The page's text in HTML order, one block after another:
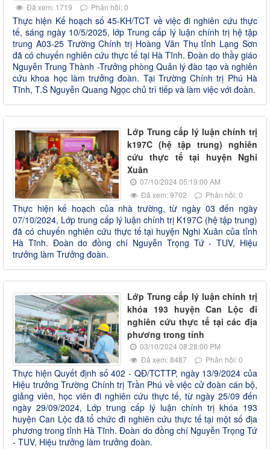
Đã xem: 1719
Phản hồi: 0
Thực hiện Kế hoạch số 45-KH/TCT về việc đi nghiên cứu thực
tế, sáng ngày 10/5/2025, lớp Trung cấp lý luận chính trị hệ tập
trung A03-25 Trường Chính trị Hoàng Văn Thụ tỉnh Lạng Sơn
đã có chuyến nghiên cứu thực tế tại Hà Tĩnh. Đoàn do thầy giáo
Nguyễn Trung Thành -Trưởng phòng Quản lý đào tạo và nghiên
cứu khoa học làm trưởng đoàn. Tại Trường Chính trị Phú Hà
Tĩnh, T.S Nguyễn Quang Ngọc chủ trì tiếp và làm việc với đoàn.
Lớp Trung cấp lý luận chính trị
k197C (hệ tập trung) nghiên
cứu thực tế tại huyện Nghi
Xuân
07/10/2024 05:19:00 AM
Đã xem: 9702
Phản hồi: 0
Thực hiện kế hoạch của nhà trường, từ ngày 03 đến ngày
07/10/2024, Lớp trung cấp lý luận chính trị K197C (hệ tập trung)
đã có chuyến nghiên cứu thực tế tại huyện Nghi Xuân của tỉnh
Hà Tĩnh. Đoàn do đồng chí Nguyễn Trọng Tứ - TUV, Hiệu
trưởng làm Trưởng đoàn.
Lớp Trung cấp lý luận chính trị
khóa 193 huyện Can Lộc đi
nghiên cứu thực tế tại các địa
phương trong tỉnh
03/10/2024 08:28:00 PM
Đã xem: 8487
Phản hồi: 0
Thực hiện Quyết định số 402 - QĐ/TCTTP, ngày 13/9/2024 của
Hiệu trưởng Trường Chính trị Trần Phú về việc cử đoàn cán bộ,
giảng viên, học viên đi nghiên cứu thực tế, từ ngày 25/09 đến
ngày 29/09/2024, Lớp trung cấp lý luận chính trị khóa 193
huyện Can Lộc đã tổ chức đi nghiên cứu thực tế tại một số địa
phương trong tỉnh Hà Tĩnh. Đoàn do đồng chí Nguyễn Trọng Tứ
- TUV, Hiệu trưởng làm trưởng đoàn.